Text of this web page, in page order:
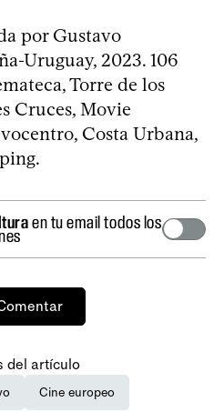
por Gustavo
Uruguay, 2023. 106
Torre de los
Cruces, Movie
Costa Urbana,
en tu email todos los
del artículo
Cine europeo